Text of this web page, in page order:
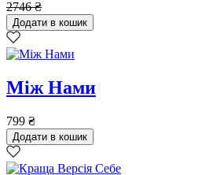
2746₴
Додати в кошик
Між Нами
799 ₴
Додати в кошик